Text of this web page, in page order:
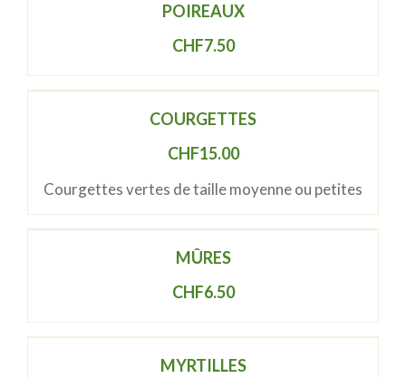
POIREAUX
CHF7.50
COURGETTES
CHF15.00
Courgettes vertes de taille moyenne ou petites
MÛRES
CHF6.50
MYRTILLES